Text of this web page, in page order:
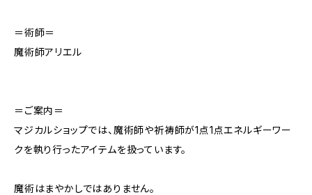
＝術師＝
魔術師アリエル
＝ご案内＝
マジカルショップでは、魔術師や祈祷師が1点1点エネルギーワー
クを執り行ったアイテムを扱っています。
魔術はまやかしではありません。